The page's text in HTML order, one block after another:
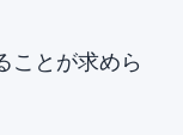
ことが求めら